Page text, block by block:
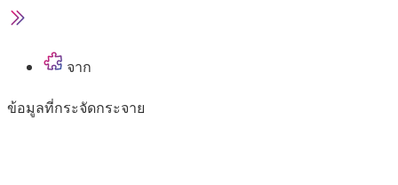
จาก
ข้อมูลที่กระจัดกระจาย